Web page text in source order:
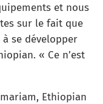
et nous
sur le fait que
se développer
« Ce n’est
Ethiopian